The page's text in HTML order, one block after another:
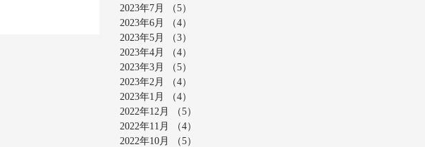
2023年7月
（5）
2023年6月
（4）
2023年5月
（3）
2023年4月
（4）
2023年3月
（5）
2023年2月
（4）
2023年1月
（4）
2022年12月
（5）
2022年11月
（4）
2022年10月
（5）